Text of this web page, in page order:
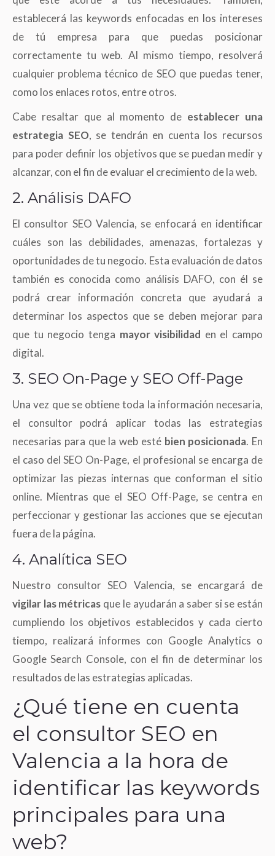
establecerá las keywords enfocadas en los intereses
de tú empresa para que puedas posicionar
correctamente tu web. Al mismo tiempo, resolverá
cualquier problema técnico de SEO que puedas tener,
como los enlaces rotos, entre otros.
Cabe resaltar que al momento de establecer una
estrategia SEO, se tendrán en cuenta los recursos
para poder definir los objetivos que se puedan medir y
alcanzar, con el fin de evaluar el crecimiento de la web.
2. Análisis DAFO
El consultor SEO Valencia, se enfocará en identificar
cuáles son las debilidades, amenazas, fortalezas y
oportunidades de tu negocio. Esta evaluación de datos
también es conocida como análisis DAFO, con él se
podrá crear información concreta que ayudará a
determinar los aspectos que se deben mejorar para
que tu negocio tenga mayor visibilidad en el campo
digital.
3. SEO On-Page y SEO Off-Page
Una vez que se obtiene toda la información necesaria,
el consultor podrá aplicar todas las estrategias
necesarias para que la web esté bien posicionada. En
el caso del SEO On-Page, el profesional se encarga de
optimizar las piezas internas que conforman el sitio
online. Mientras que el SEO Off-Page, se centra en
perfeccionar y gestionar las acciones que se ejecutan
fuera de la página.
4. Analítica SEO
Nuestro consultor SEO Valencia, se encargará de
vigilar las métricas que le ayudarán a saber si se están
cumpliendo los objetivos establecidos y cada cierto
tiempo, realizará informes con Google Analytics o
Google Search Console, con el fin de determinar los
resultados de las estrategias aplicadas.
¿Qué tiene en cuenta
el consultor SEO en
Valencia a la hora de
identificar las keywords
principales para una
web?